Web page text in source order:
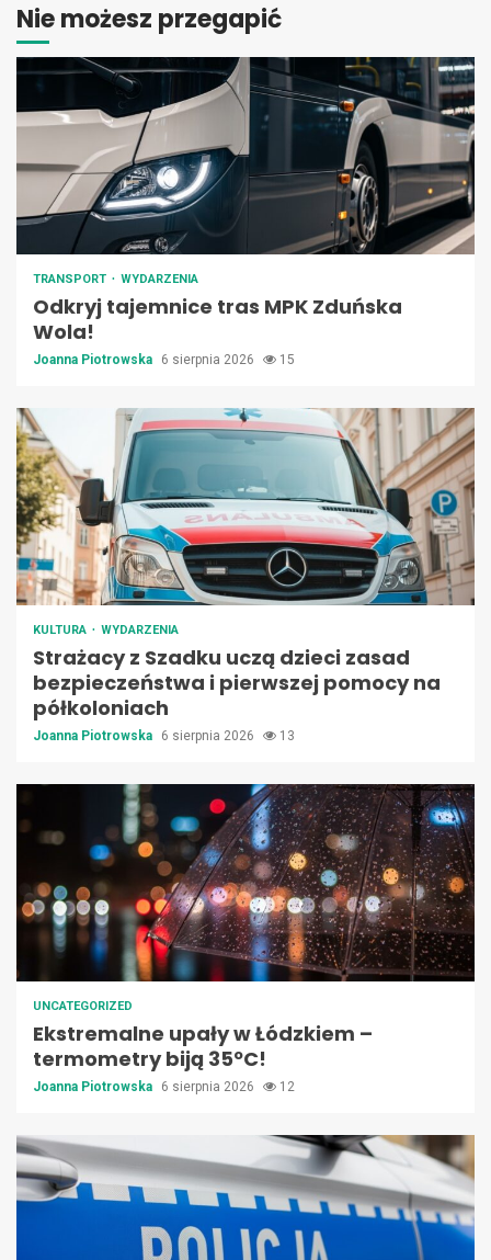
Nie możesz przegapić
TRANSPORT WYDARZENIA
Odkryj tajemnice tras MPK Zduńska
Wola!
Joanna Piotrowska 6 sierpnia 2026 15
KULTURA WYDARZENIA
Strażacy z Szadku uczą dzieci zasad
bezpieczeństwa i pierwszej pomocy na
półkoloniach
Joanna Piotrowska 6 sierpnia 2026 13
UNCATEGORIZED
Ekstremalne upały w Łódzkiem –
termometry biją 35ºC!
Joanna Piotrowska 6 sierpnia 2026 12